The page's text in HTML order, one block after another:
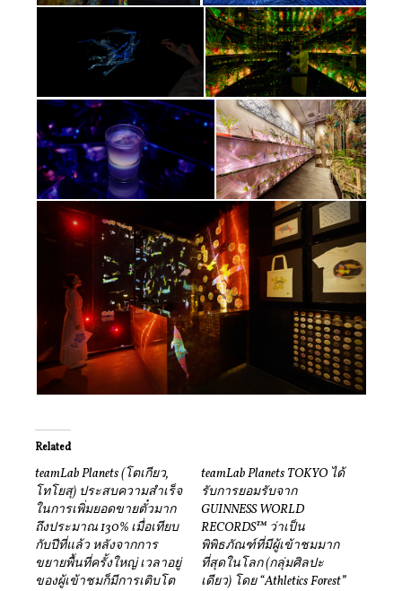
Related
teamLab Planets (โตเกียว,
โทโยสุ) ประสบความสำเร็จ
ในการเพิ่มยอดขายตั๋วมาก
ถึงประมาณ 130% เมื่อเทียบ
กับปีที่แล้ว หลังจากการ
ขยายพื้นที่ครั้งใหญ่ เวลาอยู่
ของผู้เข้าชมก็มีการเติบโต
teamLab Planets TOKYO ได้
รับการยอมรับจาก
GUINNESS WORLD
RECORDS™ ว่าเป็น
พิพิธภัณฑ์ที่มีผู้เข้าชมมาก
ที่สุดในโลก (กลุ่มศิลปะ
เดียว) โดย “Athletics Forest”